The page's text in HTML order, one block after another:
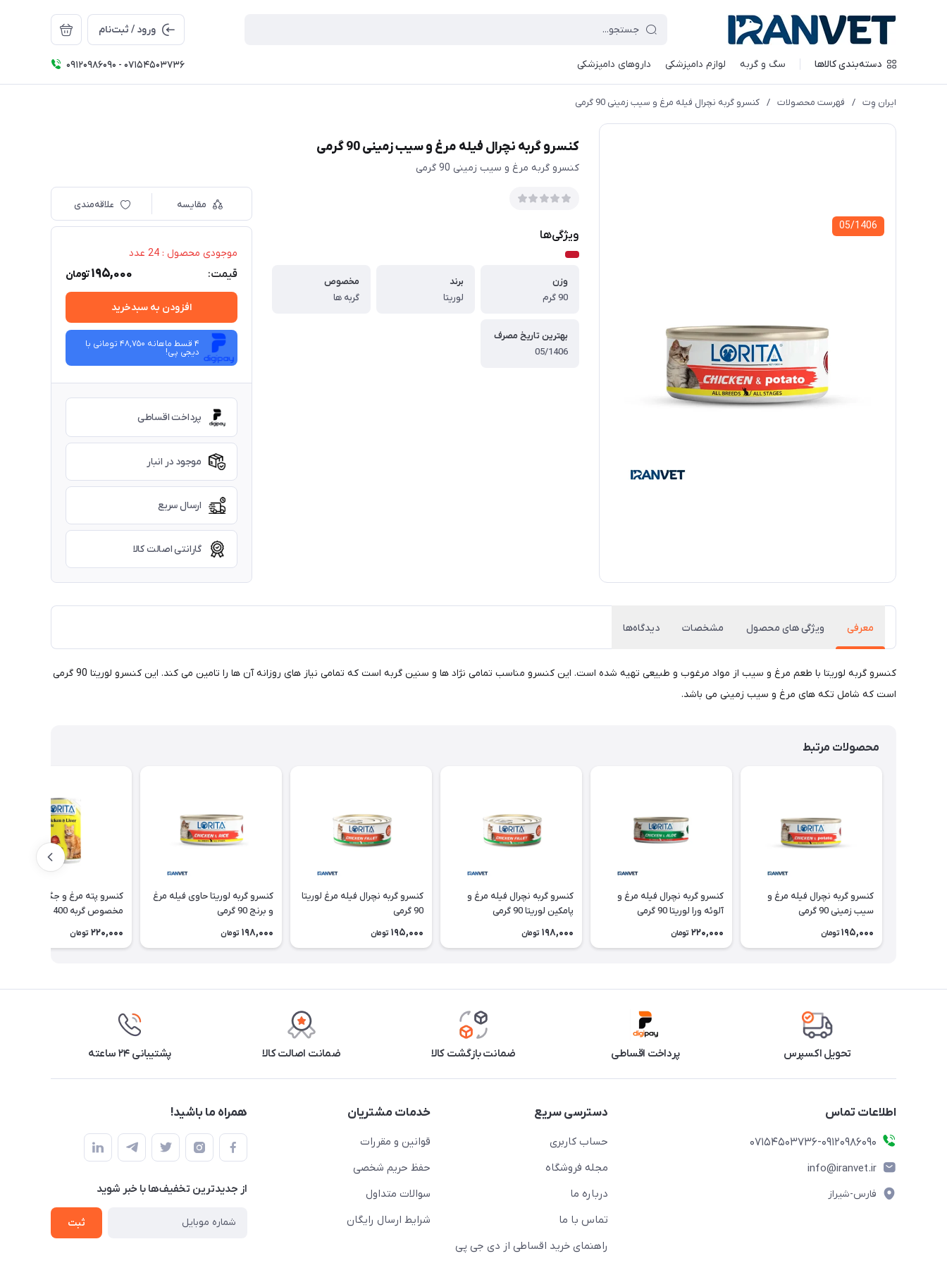
ورود / ثبت‌نام
دسته‌بندی کالاها سگ و گربه لوازم دامپزشکی داروهای دامپزشکی 09120986090 - 07154503736
ایران وِت / فهرست محصولات / کنسرو گربه نچرال فیله مرغ و سیب زمینی 90 گرمی
05/1406
کنسرو گربه نچرال فیله مرغ و سیب زمینی 90 گرمی
کنسرو گربه مرغ و سیب زمینی 90 گرمی
ویژگی‌ها
وزن
90 گرم
برند
لوریتا
مخصوص
گربه ها
بهترین تاریخ مصرف
05/1406
مقایسه علاقه‌مندی
موجودی محصول : 24 عدد
قیمت: 195,000تومان
افزودن به سبدخرید
4 قسط ماهانه 48,750 تومانی با
دیجی ‌پی!
پرداخت اقساطی
موجود در انبار
ارسال سریع
گارانتی اصالت کالا
معرفی ویژگی های محصول مشخصات دیدگاه‌ها
کنسرو گربه لوریتا با طعم مرغ و سیب از مواد مرغوب و طبیعی تهیه شده است. این کنسرو مناسب تمامی نژاد ها و سنین گربه است که تمامی نیاز های روزانه آن ها را تامین می کند. این کنسرو لوریتا 90 گرمی
است که شامل تکه های مرغ و سیب زمینی می باشد.
محصولات مرتبط
کنسرو گربه نچرال فیله مرغ و
سیب زمینی 90 گرمی
195,000 تومان
کنسرو گربه نچرال فیله مرغ و
آلوئه ورا لوریتا 90 گرمی
220,000 تومان
کنسرو گربه نچرال فیله مرغ و
پامکین لوریتا 90 گرمی
198,000 تومان
کنسرو گربه نچرال فیله مرغ لوریتا
90 گرمی
195,000 تومان
کنسرو گربه لوریتا حاوی فیله مرغ
و برنج 90 گرمی
198,000 تومان
کنسرو پته مرغ و جگر لوریتا
مخصوص گربه 400 و 800 گرمی
220,000 تومان
تحویل اکسپرس پرداخت اقساطی ضمانت بازگشت کالا ضمانت اصالت کالا پشتیبانی ۲۴ ساعته
اطلاعات تماس
07154503736-09120986090
info@iranvet.ir
فارس-شیراز
دسترسی سریع
حساب کاربری
مجله فروشگاه
درباره ما
تماس با ما
راهنمای خرید اقساطی از دی جی پی
خدمات مشتریان
قوانین و مقررات
حفظ حریم شخصی
سوالات متداول
شرایط ارسال رایگان
همراه ما باشید!
از جدید‌ترین تخفیف‌ها با‌ خبر شوید
ثبت